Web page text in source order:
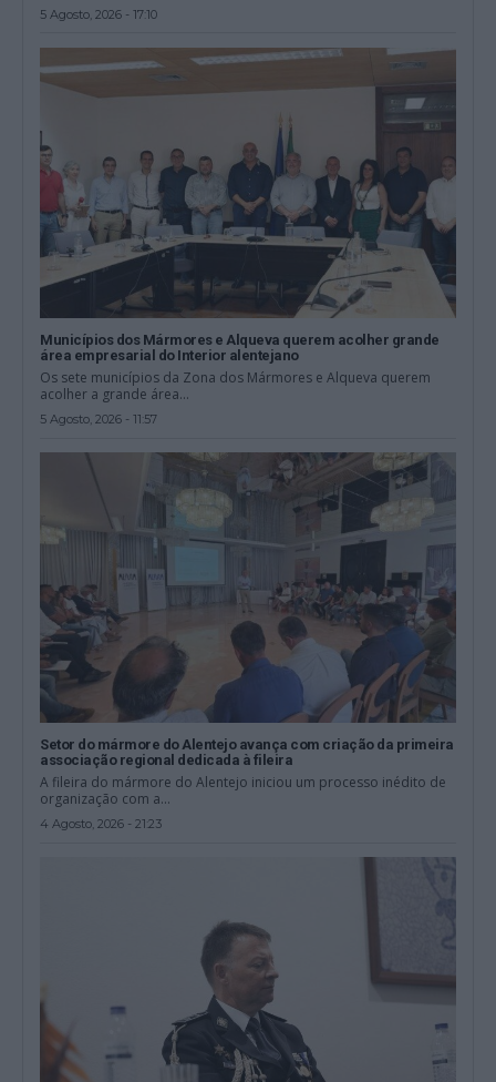
5 Agosto, 2026 - 17:10
Municípios dos Mármores e Alqueva querem acolher grande
área empresarial do Interior alentejano
Os sete municípios da Zona dos Mármores e Alqueva querem
acolher a grande área...
5 Agosto, 2026 - 11:57
Setor do mármore do Alentejo avança com criação da primeira
associação regional dedicada à fileira
A fileira do mármore do Alentejo iniciou um processo inédito de
organização com a...
4 Agosto, 2026 - 21:23